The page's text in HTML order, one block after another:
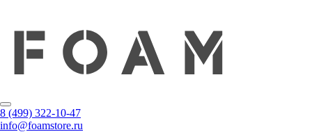
8 (499) 322-10-47
info@foamstore.ru